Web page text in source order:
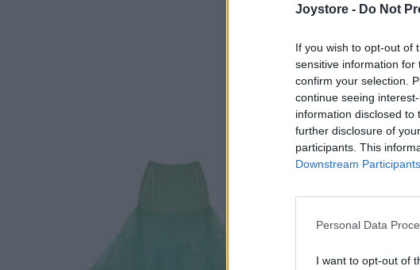
Joystore - Do Not
If you wish to opt-out of
sensitive information
confirm your selection.
continue seeing
information disclosed
further disclosure of
participants. This
Downstream Participants
Personal Data
I want to opt-out of